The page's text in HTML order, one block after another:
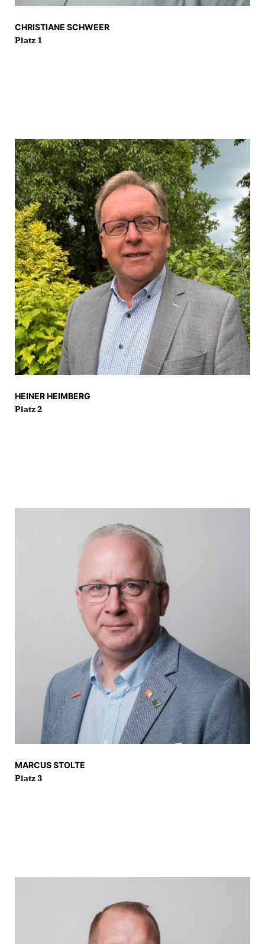
CHRISTIANE SCHWEER
Platz 1
HEINER HEIMBERG
Platz 2
MARCUS STOLTE
Platz 3